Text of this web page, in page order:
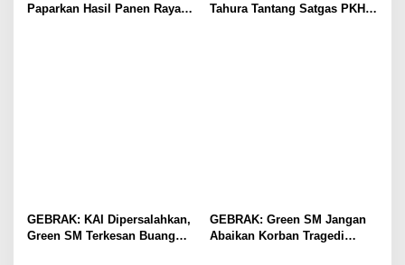
Paparkan Hasil Panen Raya
Tahura Tantang Satgas PKH,
GEBRAK: KAI Dipersalahkan,
Green SM Terkesan Buang
GEBRAK: Green SM Jangan
Abaikan Korban Tragedi